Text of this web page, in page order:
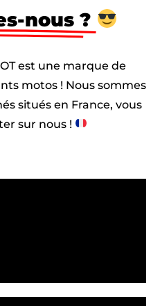
nous ?
est une marque de
motos ! Nous sommes
situés en France, vous
sur nous !